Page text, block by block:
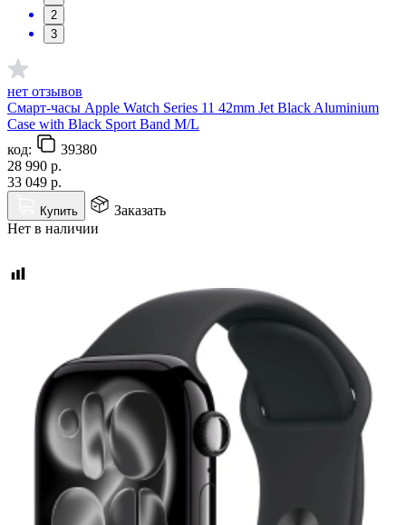
2
3
нет отзывов
Смарт-часы Apple Watch Series 11 42mm Jet Black Aluminium
Case with Black Sport Band M/L
код:
39380
28 990 р.
33 049 р.
Купить
Заказать
Нет в наличии